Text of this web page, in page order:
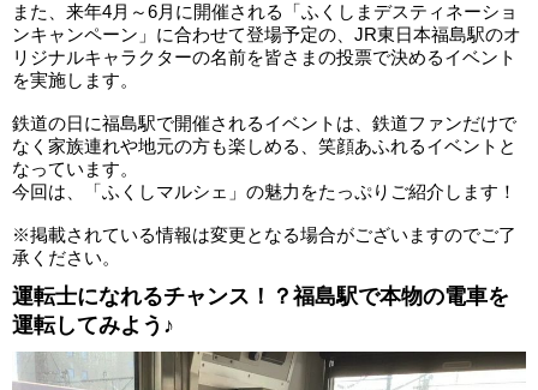
また、来年4月～6月に開催される「ふくしまデスティネーショ
ンキャンペーン」に合わせて登場予定の、JR東日本福島駅のオ
リジナルキャラクターの名前を皆さまの投票で決めるイベント
を実施します。
鉄道の日に福島駅で開催されるイベントは、鉄道ファンだけで
なく家族連れや地元の方も楽しめる、笑顔あふれるイベントと
なっています。
今回は、「ふくしマルシェ」の魅力をたっぷりご紹介します！
※掲載されている情報は変更となる場合がございますのでご了
承ください。
運転士になれるチャンス！？福島駅で本物の電車を
運転してみよう♪